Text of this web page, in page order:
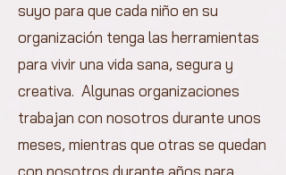
suyo para que cada niño en su
organización tenga las herramientas
para vivir una vida sana, segura y
creativa. Algunas organizaciones
trabajan con nosotros durante unos
meses, mientras que otras se quedan
con nosotros durante años para